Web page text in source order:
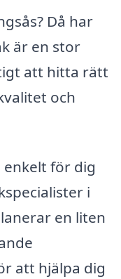
Då har
är en stor
att hitta rätt
och
för dig
i
en liten
att hjälpa dig